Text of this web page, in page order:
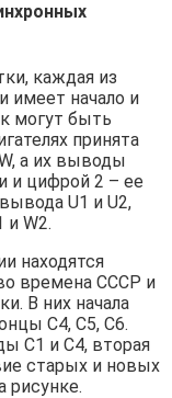
каждая из
имеет начало и
могут быть
принята
а их выводы
и цифрой 2 – ее
U1 и U2,
и W2.
находятся
времена СССР и
В них начала
C4, C5, C6.
C1 и C4, вторая
старых и новых
рисунке.